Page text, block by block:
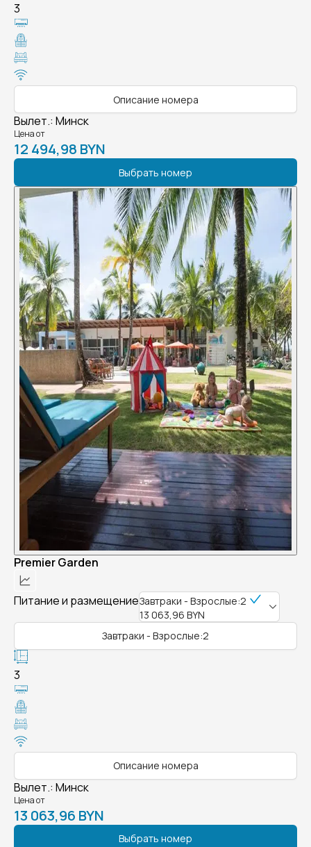
3
Описание номера
Вылет.: Минск
Цена от
12 494,98 BYN
Выбрать номер
Premier Garden
Питание и размещениеЗавтраки - Взрослые:2
13 063,96 BYN
Завтраки - Взрослые:2
3
Описание номера
Вылет.: Минск
Цена от
13 063,96 BYN
Выбрать номер